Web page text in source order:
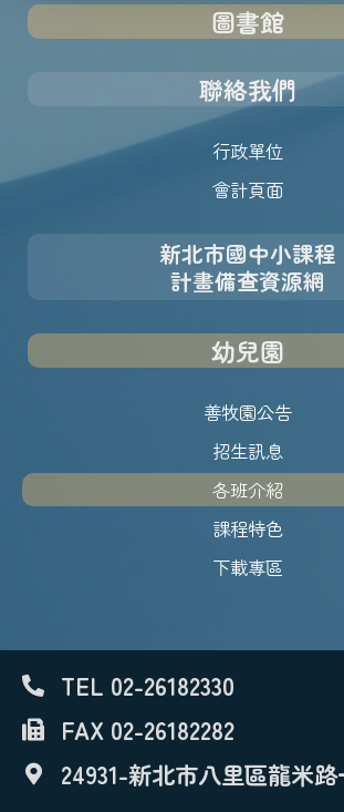
圖書館
聯絡我們
行政單位
會計頁面
新北市國中小課程
計畫備查資源網
幼兒園
善牧園公告
招生訊息
各班介紹
課程特色
下載專區
TEL 02-26182330
FAX 02-26182282
24931-新北市八里區龍米路